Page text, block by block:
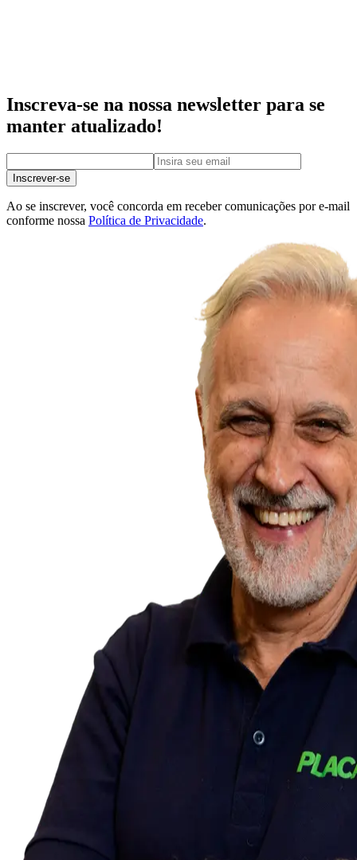
Inscreva-se na nossa newsletter para se
manter atualizado!
Inscrever-se
Ao se inscrever, você concorda em receber comunicações por e-mail
conforme nossa Política de Privacidade.